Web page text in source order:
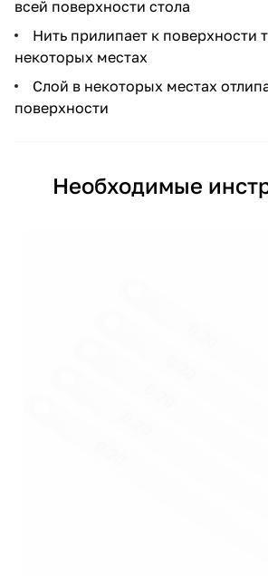
всей поверхности стола
Нить прилипает к поверхности
некоторых местах
Слой в некоторых местах
поверхности
Необходимые